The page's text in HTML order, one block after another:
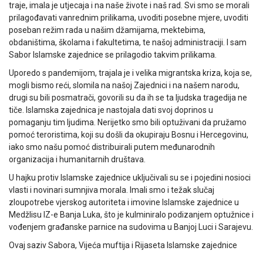
traje, imala je utjecaja i na naše živote i naš rad. Svi smo se morali
prilagođavati vanrednim prilikama, uvoditi posebne mjere, uvoditi
poseban režim rada u našim džamijama, mektebima,
obdaništima, školama i fakultetima, te našoj administraciji. I sam
Sabor Islamske zajednice se prilagodio takvim prilikama.
Uporedo s pandemijom, trajala je i velika migrantska kriza, koja se,
mogli bismo reći, slomila na našoj Zajednici i na našem narodu,
drugi su bili posmatrači, govorili su da ih se ta ljudska tragedija ne
tiče. Islamska zajednica je nastojala dati svoj doprinos u
pomaganju tim ljudima. Nerijetko smo bili optuživani da pružamo
pomoć teroristima, koji su došli da okupiraju Bosnu i Hercegovinu,
iako smo našu pomoć distribuirali putem međunarodnih
organizacija i humanitarnih društava.
U hajku protiv Islamske zajednice uključivali su se i pojedini nosioci
vlasti i novinari sumnjiva morala. Imali smo i težak slučaj
zloupotrebe vjerskog autoriteta i imovine Islamske zajednice u
Medžlisu IZ-e Banja Luka, što je kulminiralo podizanjem optužnice i
vođenjem građanske parnice na sudovima u Banjoj Luci i Sarajevu.
Ovaj saziv Sabora, Vijeća muftija i Rijaseta Islamske zajednice